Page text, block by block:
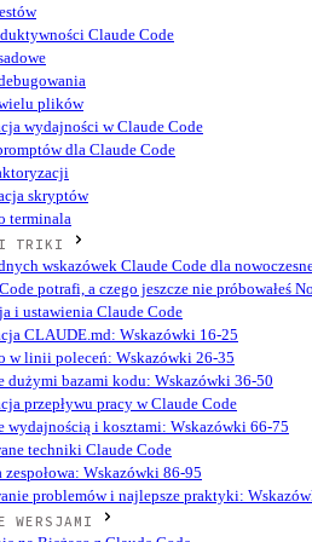
Claude Code
plików
wydajności w Claude Code
dla Claude Code
skryptów
terminala
I TRIKI
wskazówek Claude Code dla
potrafi, a czego jeszcze nie próbowałeś
i ustawienia Claude Code
CLAUDE.md: Wskazówki 16-25
w linii poleceń: Wskazówki 26-35
dużymi bazami kodu: Wskazówki 36-50
przepływu pracy w Claude Code
wydajnością i kosztami: Wskazówki 66-75
techniki Claude Code
zespołowa: Wskazówki 86-95
problemów i najlepsze praktyki:
WERSJAMI